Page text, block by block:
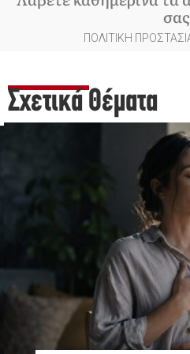
σας
ΠΟΛΙΤΙΚΗ
Σχετικά Θέματα